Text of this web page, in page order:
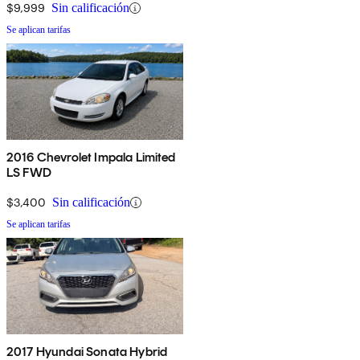
$9,999 Sin calificación
Se aplican tarifas
2016 Chevrolet Impala Limited
LS FWD
$3,400 Sin calificación
Se aplican tarifas
2017 Hyundai Sonata Hybrid